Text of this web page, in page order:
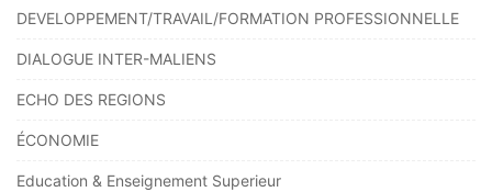
DEVELOPPEMENT/TRAVAIL/FORMATION PROFESSIONNELLE
DIALOGUE INTER-MALIENS
ECHO DES REGIONS
ÉCONOMIE
Education & Enseignement Superieur